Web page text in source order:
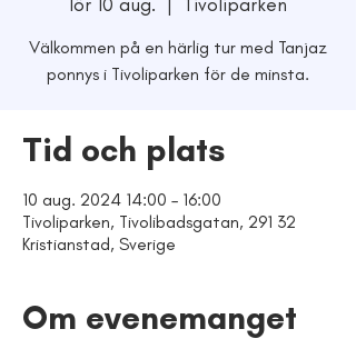
Välkommen på en härlig tur med Tanjaz
ponnys i Tivoliparken för de minsta.
Tid och plats
10 aug. 2024 14:00 – 16:00
Tivoliparken, Tivolibadsgatan, 291 32
Kristianstad, Sverige
Om evenemanget